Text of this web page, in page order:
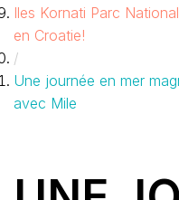
Iles Kornati Parc
en Croatie!
/
Une journée en mer
avec Mile